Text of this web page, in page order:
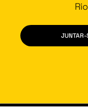
JUNTAR-